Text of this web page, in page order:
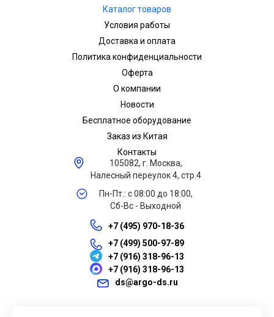
Каталог товаров
Условия работы
Доставка и оплата
Политика конфиденциальности
Оферта
О компании
Новости
Бесплатное оборудование
Заказ из Китая
Контакты
105082, г. Москва,
Налесный переулок 4, стр.4
Пн-Пт.: с 08:00 до 18:00,
Сб-Вс - Выходной
+7 (495) 970-18-36
+7 (499) 500-97-89
+7 (916) 318-96-13
+7 (916) 318-96-13
ds@argo-ds.ru